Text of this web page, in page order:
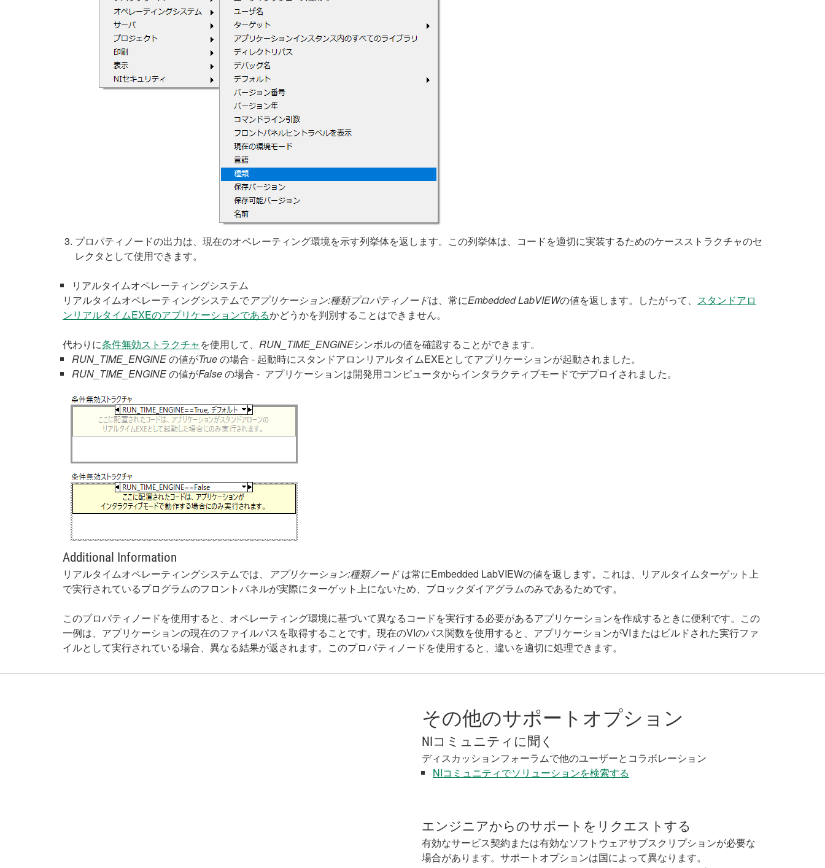
プロパティノードの出力は、現在のオペレーティング環境を示す列挙体を返します。この列挙体は、コードを適切に実装するためのケースストラクチャのセ
レクタとして使用できます。
リアルタイムオペレーティングシステム
リアルタイムオペレーティングシステムでアプリケーション:種類プロパティノードは、常にEmbedded LabVIEWの値を返します。したがって、 スタンドアロ
ンリアルタイムEXEのアプリケーションであるかどうかを判別することはできません。
代わりに条件無効ストラクチャを使用して、 RUN_TIME_ENGINEシンボルの値を確認することができます。
RUN_TIME_ENGINEの値がTrueの場合 - 起動時にスタンドアロンリアルタイムEXEとしてアプリケーションが起動されました。
RUN_TIME_ENGINEの値がFalseの場合 - アプリケーションは開発用コンピュータからインタラクティブモードでデプロイされました。
Additional Information
リアルタイムオペレーティングシステムでは、 アプリケーション:種類ノードは常にEmbedded LabVIEWの値を返します。これは、リアルタイムターゲット上
で実行されているプログラムのフロントパネルが実際にターゲット上にないため、ブロックダイアグラムのみであるためです。
このプロパティノードを使用すると、オペレーティング環境に基づいて異なるコードを実行する必要があるアプリケーションを作成するときに便利です。この
一例は、アプリケーションの現在のファイルパスを取得することです。現在のVIのパス関数を使用すると、アプリケーションがVIまたはビルドされた実行ファ
イルとして実行されている場合、異なる結果が返されます。このプロパティノードを使用すると、違いを適切に処理できます。
その他のサポートオプション
NIコミュニティに聞く
ディスカッションフォーラムで他のユーザーとコラボレーション
NIコミュニティでソリューションを検索する
エンジニアからのサポートをリクエストする
有効なサービス契約または有効なソフトウェアサブスクリプションが必要な
場合があります。サポートオプションは国によって異なります。